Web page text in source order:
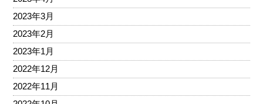
2023年3月
2023年2月
2023年1月
2022年12月
2022年11月